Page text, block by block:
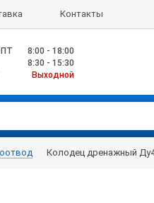
Контакты
8:00 - 18:00
8:30 - 15:30
Выходной
Колодец дренажный